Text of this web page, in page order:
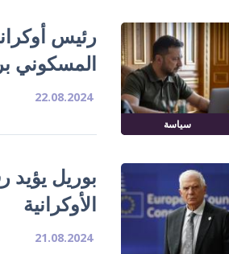
سياسة
رئيس
المسكوني
22.08.2024
بوريل يؤيد
الأوكرانية
21.08.2024